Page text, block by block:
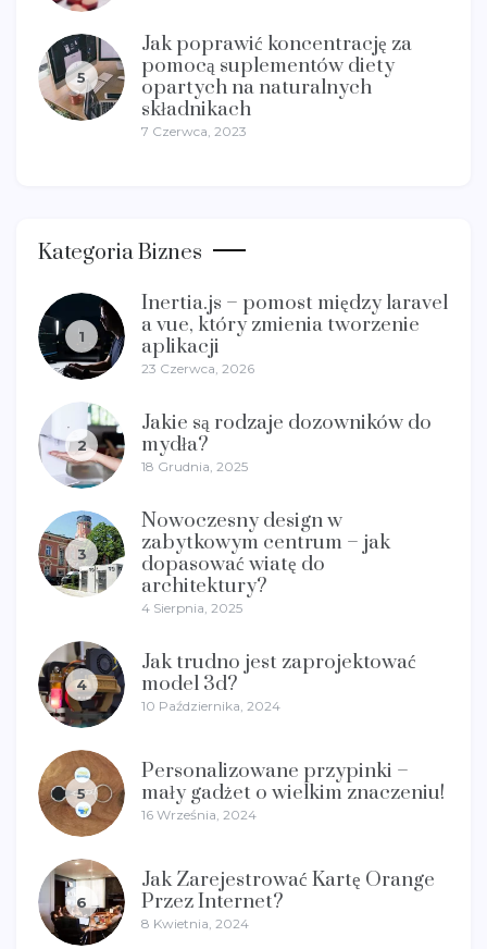
5
Jak poprawić koncentrację za
pomocą suplementów diety
opartych na naturalnych
składnikach
7 Czerwca, 2023
Kategoria Biznes
1
Inertia.js – pomost między laravel
a vue, który zmienia tworzenie
aplikacji
23 Czerwca, 2026
2
Jakie są rodzaje dozowników do
mydła?
18 Grudnia, 2025
3
Nowoczesny design w
zabytkowym centrum – jak
dopasować wiatę do
architektury?
4 Sierpnia, 2025
4
Jak trudno jest zaprojektować
model 3d?
10 Października, 2024
5
Personalizowane przypinki –
mały gadżet o wielkim znaczeniu!
16 Września, 2024
6
Jak Zarejestrować Kartę Orange
Przez Internet?
8 Kwietnia, 2024